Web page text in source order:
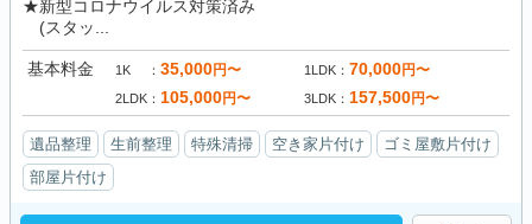
★新型コロナウイルス対策済み
(スタッ...
基本料金 1K 35,000円〜 1LDK 70,000円〜
2LDK 105,000円〜 3LDK 157,500円〜
遺品整理 生前整理 特殊清掃 空き家片付け
ゴミ屋敷片付け
部屋片付け